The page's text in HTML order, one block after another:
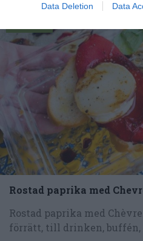
Data Deletion Data
Rostad paprika med
Rostad paprika med
förrätt, till drinken, buffén,